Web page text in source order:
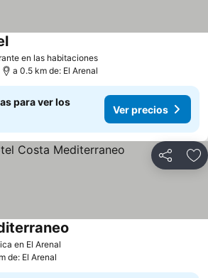
en las habitacionesVer precios
Ver precios
a 0.5 km de: El Arenal
para ver los
Ver precios
Compartir
en El Arenal
de: El Arenal